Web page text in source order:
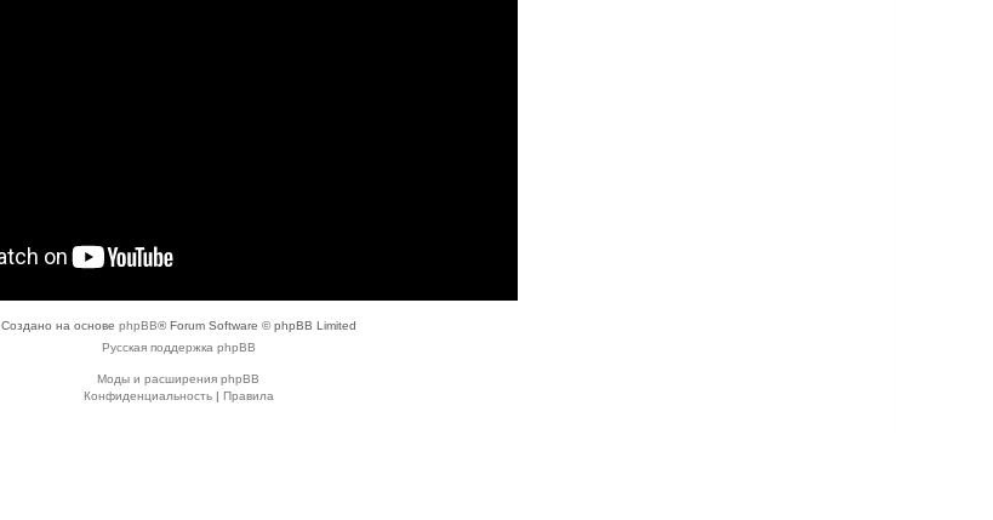
Создано на основе phpBB® Forum Software © phpBB Limited
Русская поддержка phpBB
Моды и расширения phpBB
Конфиденциальность| Правила